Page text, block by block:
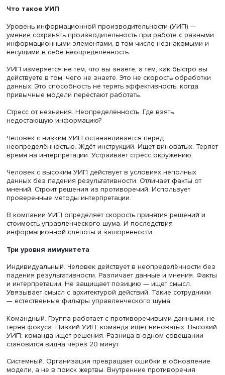
Через полгода токсичность возвращается — в новых
Информационный интеллект — это иммунитет системы,
набор навыков. Способность сохранять ясность
при росте внешней сложности. Перерабатывать
Что такое УИП
умение сохранять производительность при работе с
информационными элементами, в том числе
несущими в себе неопределённость.
УИП измеряется не тем, что вы знаете, а тем, как
данных. Это способность не терять эффективность,
привычные модели перестают работать.
Стресс от незнания. Неопределённость. Где взять
недостающую информацию?
Человек с низким УИП останавливается перед
время на интерпретации. Устраивает стресс окружению.
Человек с высоким УИП действует в условиях
данных без падения результативности. Отличает факты
мнений. Строит решения из противоречий. Использует
проверенные методы интерпретации.
В компании УИП определяет скорость принятия
стоимость управленческого шума. И последствия
информационной слепоты и зашоренности.
Три уровня иммунитета